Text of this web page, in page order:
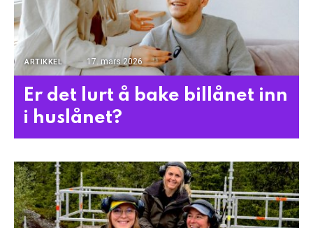
ARTIKKEL 17. mars 2026
Er det lurt å bake billånet inn
i huslånet?